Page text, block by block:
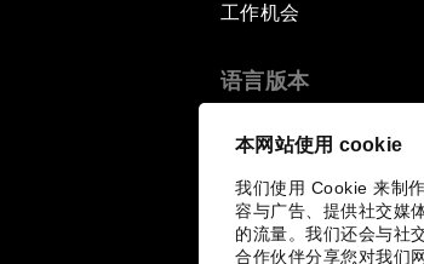
本网站使用 cookie
我们使用 Cookie 来制
容与广告、提供社交媒
的流量。我们还会与社
合作伙伴分享您对我们
工作机会
语言版本